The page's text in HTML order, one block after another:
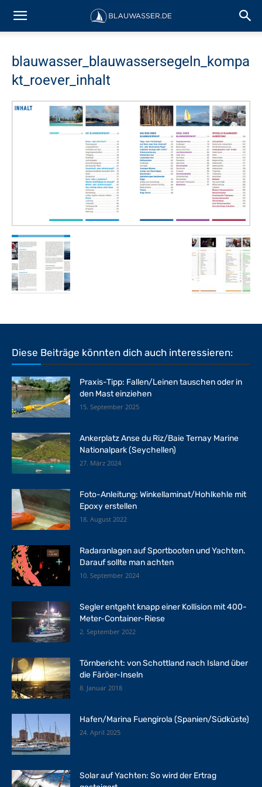
blauwasser_blauwassersegeln_kompa
kt_roever_inhalt
Diese Beiträge könnten dich auch interessieren:
Praxis-Tipp: Fallen/Leinen tauschen oder in
den Mast einziehen
15. September 2025
Ankerplatz Anse du Riz/Baie Ternay Marine
Nationalpark (Seychellen)
27. März 2024
Foto-Anleitung: Winkellaminat/Hohlkehle mit
Epoxy erstellen
18. August 2022
Radaranlagen auf Sportbooten und Yachten.
Darauf sollte man achten
10. September 2024
Segler entgeht knapp einer Kollision mit 400-
Meter-Container-Riese
2. September 2022
Törnbericht: von Schottland nach Island über
die Färöer-Inseln
8. Januar 2018
Hafen/Marina Fuengirola (Spanien/Südküste)
24. April 2025
Solar auf Yachten: So wird der Ertrag